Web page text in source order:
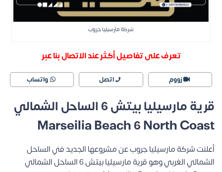
شركة مارسيليا جروب
تعرف على تفاصيل أكثر عند الاتصال بنا عبر
زووم اتصل واتساب
قرية مارسيليا بيتش 6 الساحل الشمالي
Marseilia Beach 6 North Coast
أعلنت شركة مارسيليا جروب عن مشروعها الجديد في الساحل
الشمالي الغربي وهو قرية مارسيليا بيتش 6 الساحل الشمالي